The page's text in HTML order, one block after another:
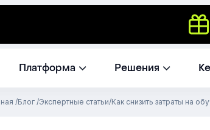
Платформа Решения
Блог Экспертные статьи Как снизить затраты на